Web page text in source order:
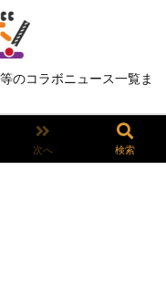
のコラボニュース一覧ま
次へ 検索